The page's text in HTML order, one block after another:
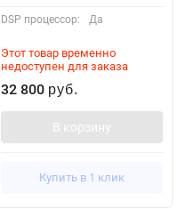
DSP процессор: Да
Этот товар временно
недоступен для заказа
32 800 руб.
В корзину
Купить в 1 клик